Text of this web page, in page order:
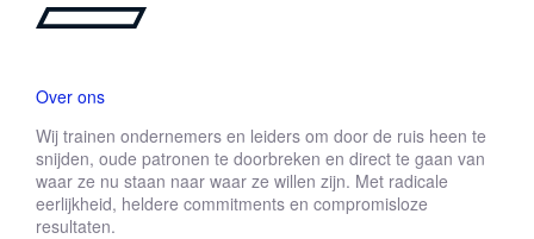
Over ons
Wij trainen ondernemers en leiders om door de ruis heen te
snijden, oude patronen te doorbreken en direct te gaan van
waar ze nu staan naar waar ze willen zijn. Met radicale
eerlijkheid, heldere commitments en compromisloze
resultaten.